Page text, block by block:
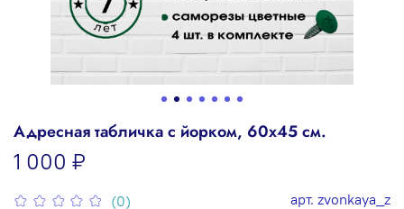
(0) арт. zvonkaya_z
Адресная табличка с йорком, 60х45 см.
1 000 ₽